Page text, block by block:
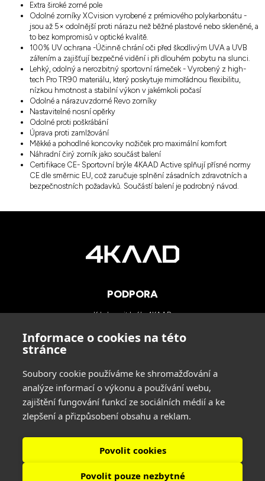
Informace o cookies na této
stránce
Soubory cookie používáme ke shromažďování a
analýze informací o výkonu a používání webu,
zajištění fungování funkcí ze sociálních médií a ke
zlepšení a přizpůsobení obsahu a reklam.
Povolit cookies
Povolit pouze nezbytné
Extra široké zorné pole
Odolné zorníky XCvision vyrobené z prémiového polykarbonátu -
jsou až 5× odolnější proti nárazu než běžné plastové nebo skleněné, a
to bez kompromisů v optické kvalitě.
100% UV ochrana -Účinně chrání oči před škodlivým UVA a UVB
zářením a zajišťují bezpečné vidění i při dlouhém pobytu na slunci.
Lehký, odolný a nerozbitný sportovní rámeček - Vyrobený z high-
tech Pro TR90 materiálu, který poskytuje mimořádnou flexibilitu,
nízkou hmotnost a stabilní výkon v jakémkoli počasí
Odolné a nárazuvzdorné Revo zorníky
Nastavitelné nosní opěrky
Odolné proti poškrábání
Úprava proti zamlžování
Měkké a pohodlné koncovky nožiček pro maximální komfort
Náhradní čirý zorník jako součást balení
Certifikace CE- Sportovní brýle 4KAAD Active splňují přísné normy
CE dle směrnic EU, což zaručuje splnění zásadních zdravotních a
bezpečnostních požadavků. Součástí balení je podrobný návod.
PODPORA
Kde koupit brýle 4KAAD
Technologie
KONTAKTY
INA SPORT spol. s r.o.
tel: +420 545 422 431